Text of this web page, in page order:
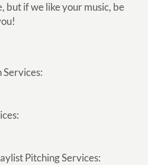
but if we like your music, be
Services:
Pitching Services: